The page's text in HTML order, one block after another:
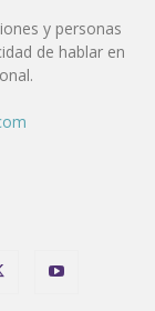
y personas
de hablar en